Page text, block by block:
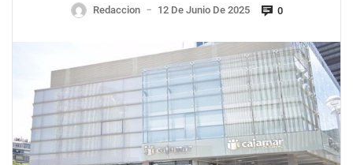
Redaccion — 12 De Junio De 2025 0